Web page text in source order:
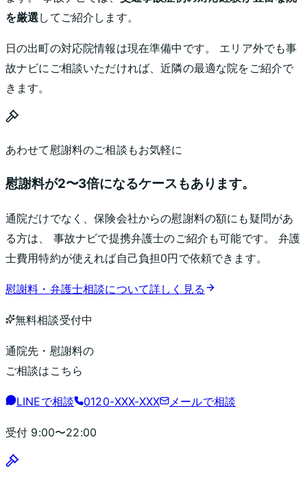
を厳選 してご紹介します。
日の出町の対応院情報は現在準備中です。 エリア外でも事
故ナビにご相談いただければ、近隣の最適な院をご紹介で
きます。
あわせて慰謝料のご相談もお気軽に
慰謝料が2〜3倍になるケースもあります。
通院だけでなく、保険会社からの慰謝料の額にも疑問があ
る方は、 事故ナビで提携弁護士のご紹介も可能です。 弁護
士費用特約が使えれば自己負担0円で依頼できます。
慰謝料・弁護士相談について詳しく見る
無料相談受付中
通院先・慰謝料の
ご相談はこちら
LINEで相談 0120-XXX-XXX メールで相談
受付 9:00〜22:00